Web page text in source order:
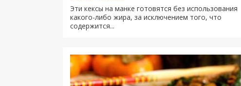
Эти кексы на манке готовятся без использования
какого-либо жира, за исключением того, что
содержится...